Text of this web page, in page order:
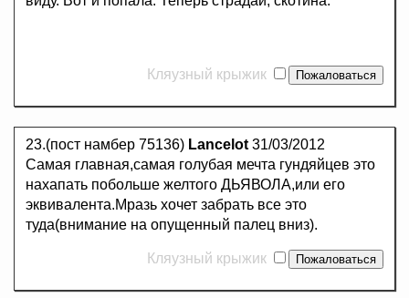
Кляузный крыжик
23.(пост намбер 75136) Lancelot 31/03/2012
Самая главная,самая голубая мечта гундяйцев это
нахапать побольше желтого ДЬЯВОЛА,или его
эквивалента.Мразь хочет забрать все это
туда(внимание на опущенный палец вниз).
Кляузный крыжик